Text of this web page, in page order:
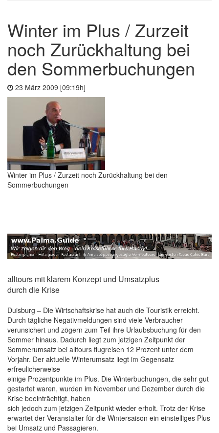
Winter im Plus / Zurzeit
noch Zurückhaltung bei
den Sommerbuchungen
23 März 2009 [09:19h]
Winter im Plus / Zurzeit noch Zurückhaltung bei den
Sommerbuchungen
alltours mit klarem Konzept und Umsatzplus
durch die Krise
Duisburg – Die Wirtschaftskrise hat auch die Touristik erreicht.
Durch tägliche Negativmeldungen sind viele Verbraucher
verunsichert und zögern zum Teil ihre Urlaubsbuchung für den
Sommer hinaus. Dadurch liegt zum jetzigen Zeitpunkt der
Sommerumsatz bei alltours flugreisen 12 Prozent unter dem
Vorjahr. Der aktuelle Winterumsatz liegt im Gegensatz
erfreulicherweise
einige Prozentpunkte im Plus. Die Winterbuchungen, die sehr gut
gestartet waren, wurden im November und Dezember durch die
Krise beeinträchtigt, haben
sich jedoch zum jetzigen Zeitpunkt wieder erholt. Trotz der Krise
erwartet der Veranstalter für die Wintersaison ein einstelliges Plus
bei Umsatz und Passagieren.